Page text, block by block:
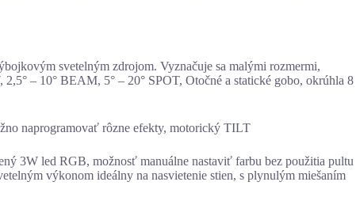
svetelným zdrojom. Vyznačuje sa malými rozmermi,
– 10° BEAM, 5° – 20° SPOT, Otočné a statické gobo, okrúhla 8
naprogramovať rôzne efekty, motorický TILT
3W led RGB, možnosť manuálne nastaviť farbu bez použitia pultu
výkonom ideálny na nasvietenie stien, s plynulým miešaním